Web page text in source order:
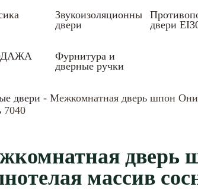
Звукоизоляционные
двери
двери
Фурнитура и
дверные ручки
двери - Межкомнатная дверь шпон
7040
дверь
массив